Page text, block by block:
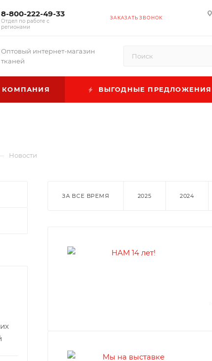
8-800-222-49-33
Отдел по работе с
регионами
ЗАКАЗАТЬ ЗВОНОК
Оптовый интернет-магазин
тканей
КОМПАНИЯ ВЫГОДНЫЕ ПРЕДЛОЖЕНИЯ
Новости
ЗА ВСЕ ВРЕМЯ 2025 2024